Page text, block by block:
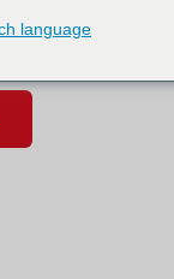
é simples e os
language